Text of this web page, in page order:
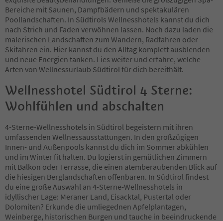
14
15
16
17
18
19
20
21
Bereiche mit Saunen, Dampfbädern und spektakulären
Poollandschaften. In Südtirols Wellnesshotels kannst du dich
nach Strich und Faden verwöhnen lassen. Noch dazu laden die
malerischen Landschaften zum Wandern, Radfahren oder
Skifahren ein. Hier kannst du den Alltag komplett ausblenden
und neue Energien tanken. Lies weiter und erfahre, welche
Arten von Wellnessurlaub Südtirol für dich bereithält.
Wellnesshotel Südtirol 4 Sterne:
Wohlfühlen und abschalten
4-Sterne-Wellnesshotels in Südtirol begeistern mit ihren
umfassenden Wellnessausstattungen. In den großzügigen
Innen- und Außenpools kannst du dich im Sommer abkühlen
und im Winter fit halten. Du logierst in gemütlichen Zimmern
mit Balkon oder Terrasse, die einen atemberaubenden Blick auf
die hiesigen Berglandschaften offenbaren. In Südtirol findest
du eine große Auswahl an 4-Sterne-Wellnesshotels in
idyllischer Lage: Meraner Land, Eisacktal, Pustertal oder
Dolomiten? Erkunde die umliegednen Apfelplantagen,
Weinberge, historischen Burgen und tauche in beeindruckende